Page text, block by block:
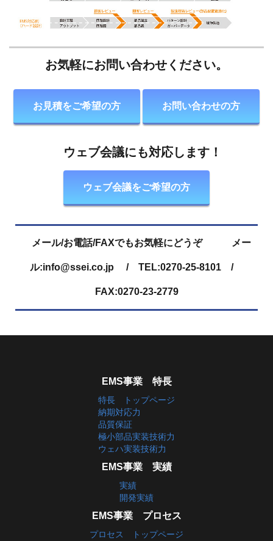
お気軽にお問い合わせください。
お見積をご希望の方 お問い合わせの方
ウェブ会議にも対応します！
ウェブ会議をご希望の方
メール/お電話/FAXでもお気軽にどうぞ メー
ル:info@ssei.co.jp / TEL:0270-25-8101 /
FAX:0270-23-2779
EMS事業 特長
特長 トップページ
納期対応力
品質保証
極小部品実装技術力
ウェハ実装技術力
EMS事業 実績
実績
開発実績
EMS事業 プロセス
プロセス トップページ